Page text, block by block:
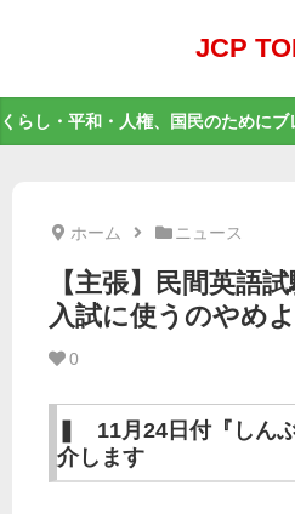
JCP
くらし・平和・人権、国民のために
ホーム ニュース
【主張】民間英語
入試に使うのやめよ
0
❚ 11月24日付『しん
介します